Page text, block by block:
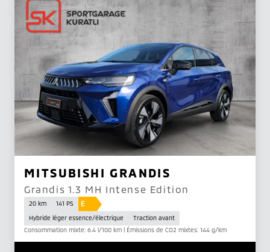
MITSUBISHI GRANDIS
Grandis 1.3 MH Intense Edition
20 km 141 PS E
Hybride léger essence/électrique
Traction avant
Consommation mixte: 6.4 l/100 km | Émissions de CO2 mixtes: 144 g/km